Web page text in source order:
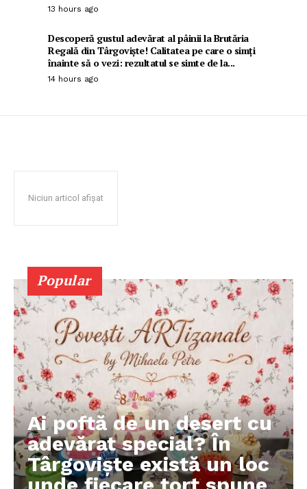
13 hours ago
Descoperă gustul adevărat al pâinii la Brutăria
Regală din Târgoviște! Calitatea pe care o simți
înainte să o vezi: rezultatul se simte de la...
14 hours ago
Niciun articol afișat
Popular
Ai poftă de un desert cu
adevărat special? În
Târgoviște există un loc